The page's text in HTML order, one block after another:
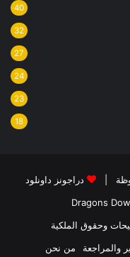
40
32
27
24
23
18
دراجونز داونلود
Dragons
وحقوق الملكية
والمراجعة من نحن